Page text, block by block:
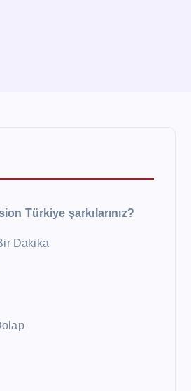
Türkiye şarkılarınız?
Dakika